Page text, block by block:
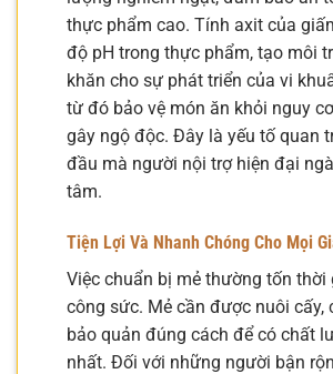
thực phẩm cao. Tính axit của
độ pH trong thực phẩm, tạo môi
khăn cho sự phát triển của vi
từ đó bảo vệ món ăn khỏi nguy
gây ngộ độc. Đây là yếu tố quan
đầu mà người nội trợ hiện đại
tâm.
Tiện Lợi Và Nhanh Chóng Cho Mọi
Việc chuẩn bị mẻ thường tốn thời
công sức. Mẻ cần được nuôi cấy,
bảo quản đúng cách để có chất
nhất. Đối với những người bận